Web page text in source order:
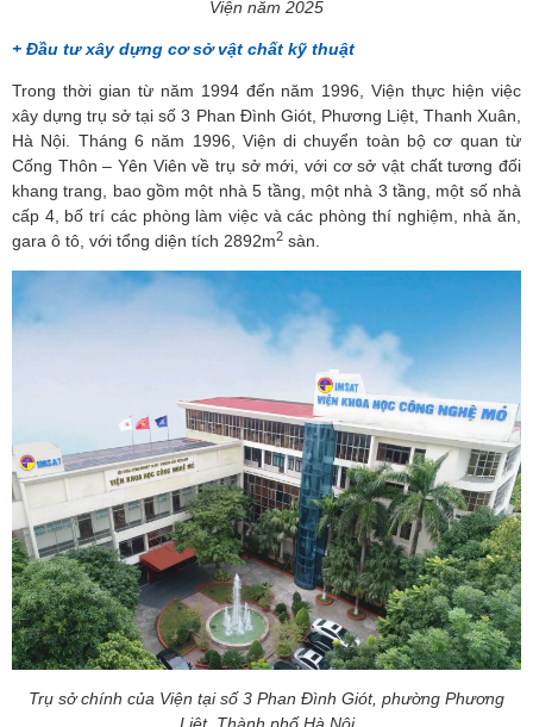
Viện năm 2025
+ Đầu tư xây dựng cơ sở vật chất kỹ thuật
Trong thời gian từ năm 1994 đến năm 1996, Viện thực hiện việc
xây dựng trụ sở tại số 3 Phan Đình Giót, Phương Liệt, Thanh Xuân,
Hà Nội. Tháng 6 năm 1996, Viện di chuyển toàn bộ cơ quan từ
Cống Thôn – Yên Viên về trụ sở mới, với cơ sở vật chất tương đối
khang trang, bao gồm một nhà 5 tầng, một nhà 3 tầng, một số nhà
cấp 4, bố trí các phòng làm việc và các phòng thí nghiệm, nhà ăn,
gara ô tô, với tổng diện tích 2892m2 sàn.
Trụ sở chính của Viện tại số 3 Phan Đình Giót, phường Phương